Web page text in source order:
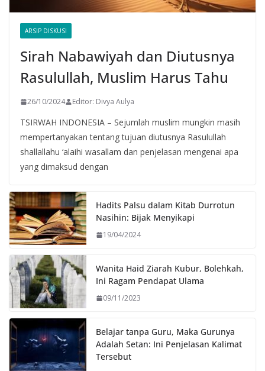
ARSIP DISKUSI
Sirah Nabawiyah dan Diutusnya
Rasulullah, Muslim Harus Tahu
26/10/2024 Editor: Divya Aulya
TSIRWAH INDONESIA – Sejumlah muslim mungkin masih
mempertanyakan tentang tujuan diutusnya Rasulullah
shallallahu ‘alaihi wasallam dan penjelasan mengenai apa
yang dimaksud dengan
Hadits Palsu dalam Kitab Durrotun
Nasihin: Bijak Menyikapi
19/04/2024
Wanita Haid Ziarah Kubur, Bolehkah,
Ini Ragam Pendapat Ulama
09/11/2023
Belajar tanpa Guru, Maka Gurunya
Adalah Setan: Ini Penjelasan Kalimat
Tersebut